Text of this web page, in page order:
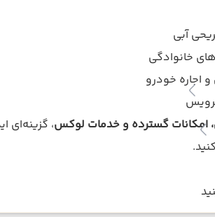
آبی
خانوادگی
اجاره خودرو
امکانات گسترده و خدمات لوکس، گزینه‌ای